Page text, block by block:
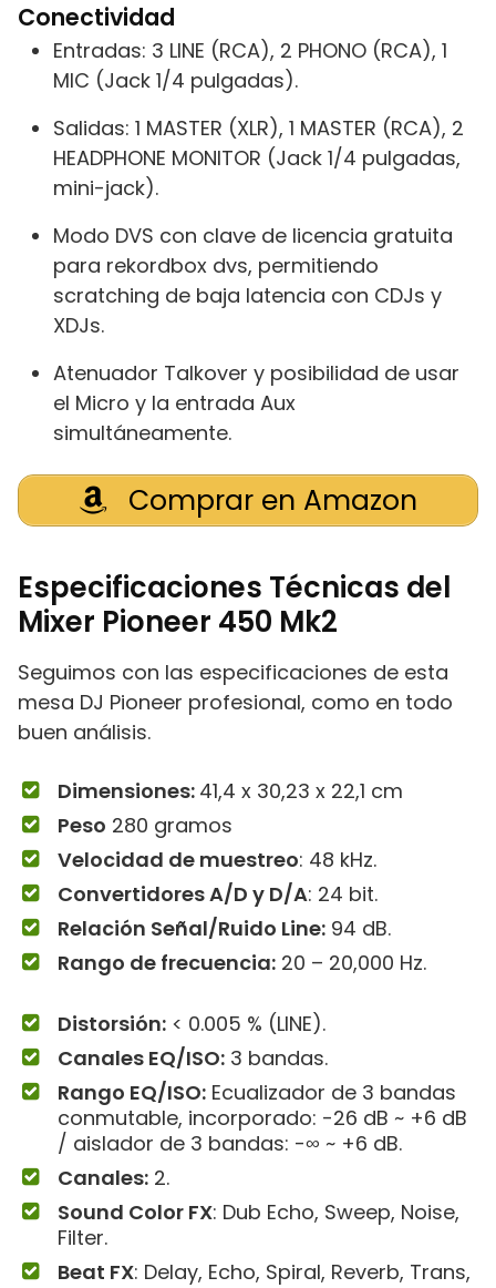
Conectividad
Entradas: 3 LINE (RCA), 2 PHONO (RCA), 1
MIC (Jack 1/4 pulgadas).
Salidas: 1 MASTER (XLR), 1 MASTER (RCA), 2
HEADPHONE MONITOR (Jack 1/4 pulgadas,
mini-jack).
Modo DVS con clave de licencia gratuita
para rekordbox dvs, permitiendo
scratching de baja latencia con CDJs y
XDJs.
Atenuador Talkover y posibilidad de usar
el Micro y la entrada Aux
simultáneamente.
Comprar en Amazon
Especificaciones Técnicas del
Mixer Pioneer 450 Mk2
Seguimos con las especificaciones de esta
mesa DJ Pioneer profesional, como en todo
buen análisis.
Dimensiones: ‎‎ 41,4 x 30,23 x 22,1 cm
Peso 280 gramos
Velocidad de muestreo: 48 kHz.
Convertidores A/D y D/A: 24 bit.
Relación Señal/Ruido Line: 94 dB.
Rango de frecuencia: 20 – 20,000 Hz.
Distorsión: < 0.005 % (LINE).
Canales EQ/ISO: 3 bandas.
Rango EQ/ISO: Ecualizador de 3 bandas
conmutable, incorporado: -26 dB ~ +6 dB
/ aislador de 3 bandas: -∞ ~ +6 dB.
Canales: 2.
Sound Color FX: Dub Echo, Sweep, Noise,
Filter.
Beat FX: Delay, Echo, Spiral, Reverb, Trans,